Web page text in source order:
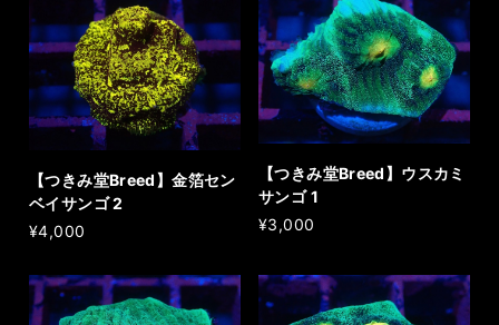
【つきみ堂Breed】金箔セン
ベイサンゴ 2
¥4,000
【つきみ堂Breed】ウスカミ
サンゴ 1
¥3,000